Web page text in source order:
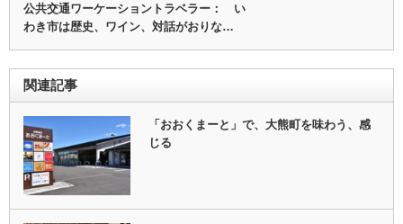
公共交通ワーケーショントラベラー： い
わき市は歴史、ワイン、対話がおりな…
関連記事
「おおくまーと」で、大熊町を味わう、感
じる